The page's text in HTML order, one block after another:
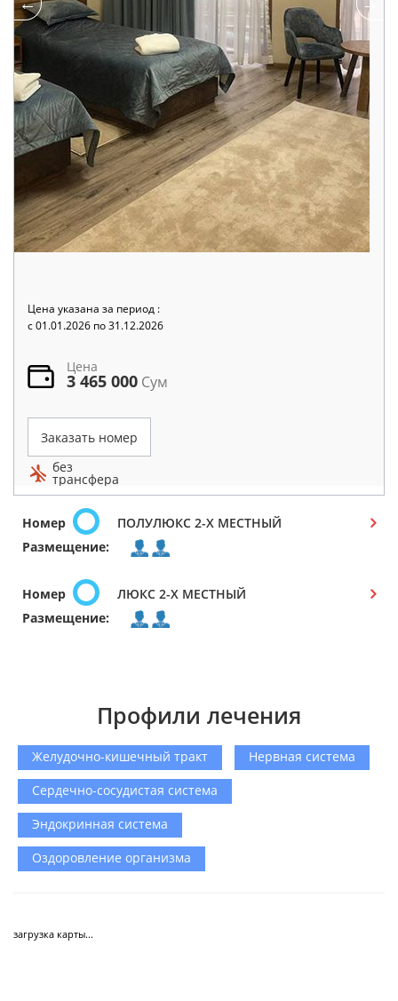
Цена указана за период :
c 01.01.2026 по 31.12.2026
Цена
3 465 000 Сум
Заказать номер
без
трансфера
Номер
ПОЛУЛЮКС 2-Х МЕСТНЫЙ
Размещение:
Номер
ЛЮКС 2-Х МЕСТНЫЙ
Размещение:
Профили лечения
Желудочно-кишечный тракт
Нервная система
Сердечно-сосудистая система
Эндокринная система
Оздоровление организма
загрузка карты...